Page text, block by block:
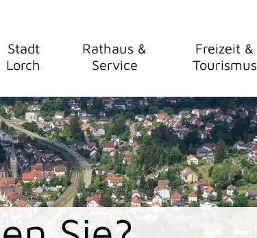
Stadt
Lorch
Rathaus &
Service
Freizeit &
Tourismus